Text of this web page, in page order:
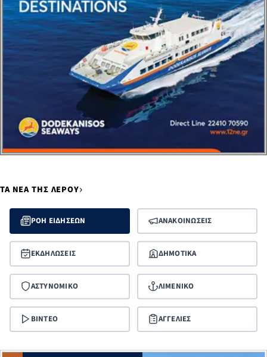
ΤΑ ΝΕΑ ΤΗΣ ΛΕΡΟΥ›
ΡΟΗ ΕΙΔΗΣΕΩΝ ΑΝΑΚΟΙΝΩΣΕΙΣ
ΕΚΔΗΛΩΣΕΙΣ ΔΗΜΟΤΙΚΑ
ΑΣΤΥΝΟΜΙΚΟ ΛΙΜΕΝΙΚΟ
ΒΙΝΤΕΟ ΑΓΓΕΛΙΕΣ